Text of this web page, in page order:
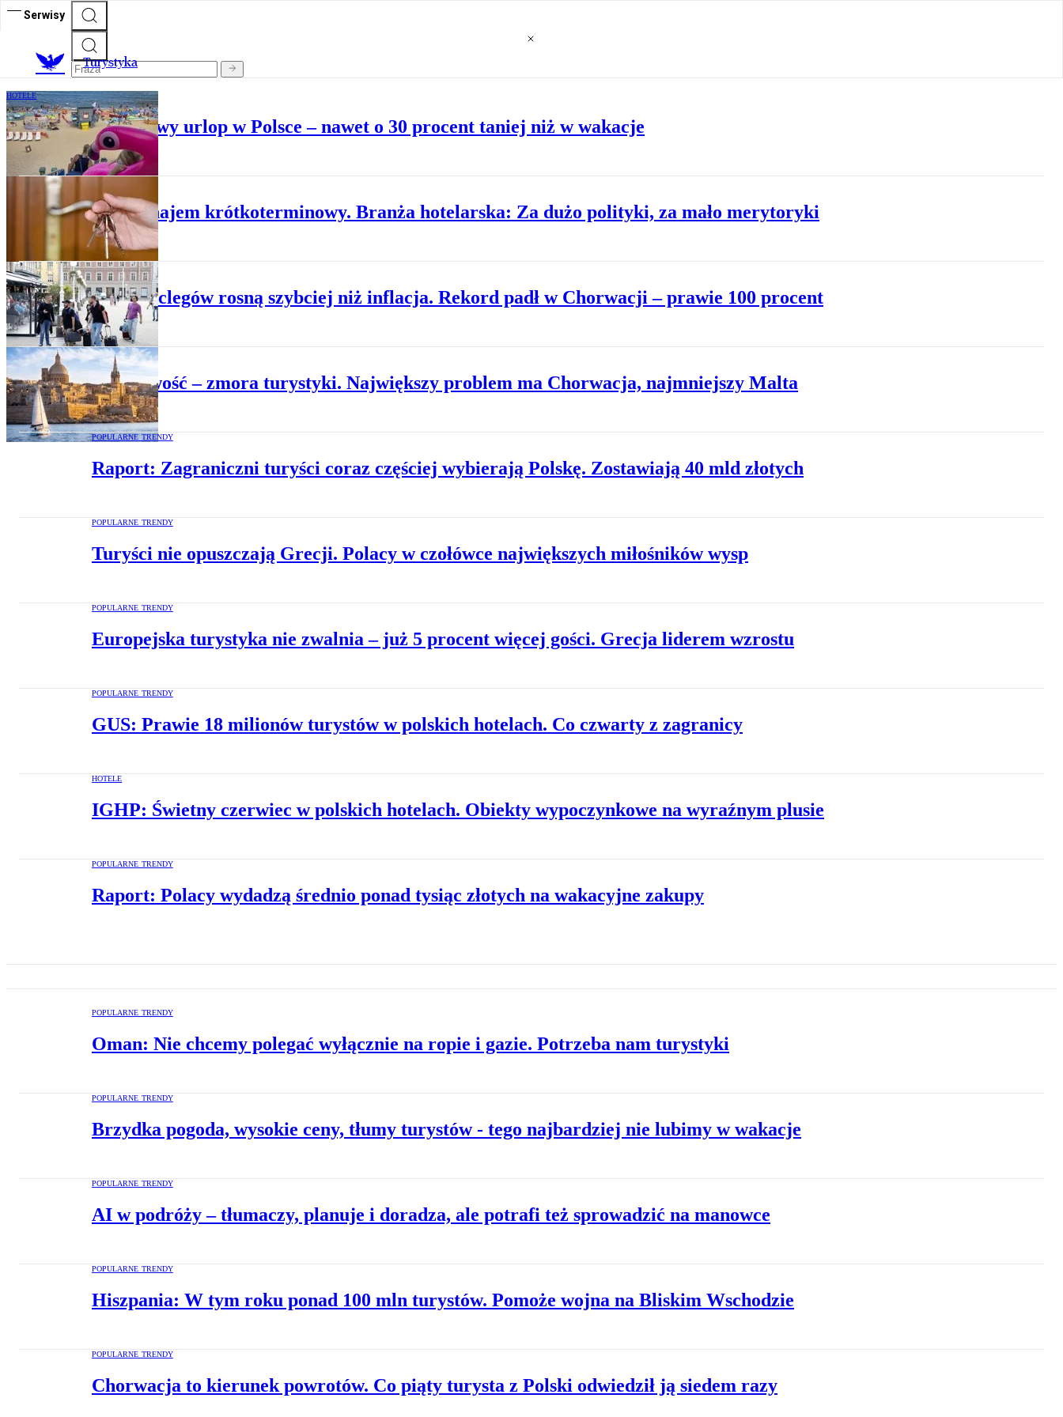
Serwisy
Turystyka
HOTELE
Analiza. Wrześniowy urlop w Polsce – nawet o 30 procent taniej niż w wakacje
Spór o najem krótkoterminowy. Branża hotelarska: Za dużo polityki, za mało merytoryki
HOTELE
Ceny noclegów rosną szybciej niż inflacja. Rekord padł w Chorwacji – prawie 100 procent
HOTELE
Sezonowość – zmora turystyki. Największy problem ma Chorwacja, najmniejszy Malta
POPULARNE TRENDY
Raport: Zagraniczni turyści coraz częściej wybierają Polskę. Zostawiają 40 mld złotych
POPULARNE TRENDY
Turyści nie opuszczają Grecji. Polacy w czołówce największych miłośników wysp
POPULARNE TRENDY
Europejska turystyka nie zwalnia – już 5 procent więcej gości. Grecja liderem wzrostu
POPULARNE TRENDY
GUS: Prawie 18 milionów turystów w polskich hotelach. Co czwarty z zagranicy
HOTELE
IGHP: Świetny czerwiec w polskich hotelach. Obiekty wypoczynkowe na wyraźnym plusie
POPULARNE TRENDY
Raport: Polacy wydadzą średnio ponad tysiąc złotych na wakacyjne zakupy
POPULARNE TRENDY
Oman: Nie chcemy polegać wyłącznie na ropie i gazie. Potrzeba nam turystyki
POPULARNE TRENDY
Brzydka pogoda, wysokie ceny, tłumy turystów - tego najbardziej nie lubimy w wakacje
POPULARNE TRENDY
AI w podróży – tłumaczy, planuje i doradza, ale potrafi też sprowadzić na manowce
POPULARNE TRENDY
Hiszpania: W tym roku ponad 100 mln turystów. Pomoże wojna na Bliskim Wschodzie
POPULARNE TRENDY
Chorwacja to kierunek powrotów. Co piąty turysta z Polski odwiedził ją siedem razy